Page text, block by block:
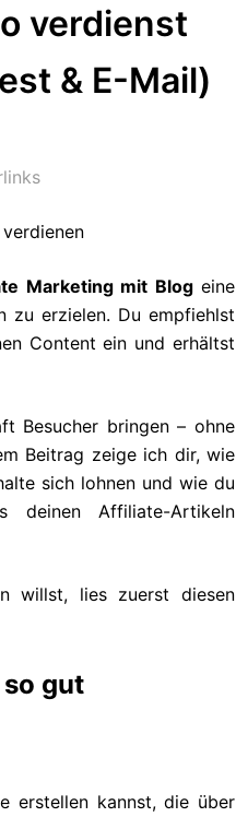
verdienst
& E-Mail)
Marketing mit Blogeine
zu erzielen. Du empfiehlst
Content ein und erhältst
Besucher bringen – ohne
Beitrag zeige ich dir, wie
sich lohnen und wie du
Affiliate-Artikeln
willst, lies zuerst diesen
gut
erstellen kannst, die über